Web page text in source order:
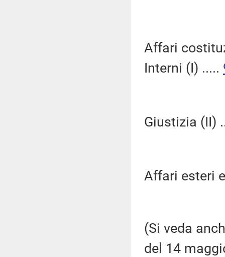
Affari
Interni (I) .....
Giustizia (II)
Affari esteri
(Si veda
del 14